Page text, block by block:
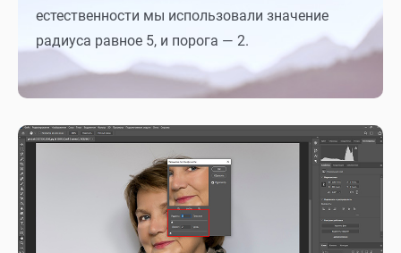
естественности мы использовали значение
радиуса равное 5, и порога — 2.